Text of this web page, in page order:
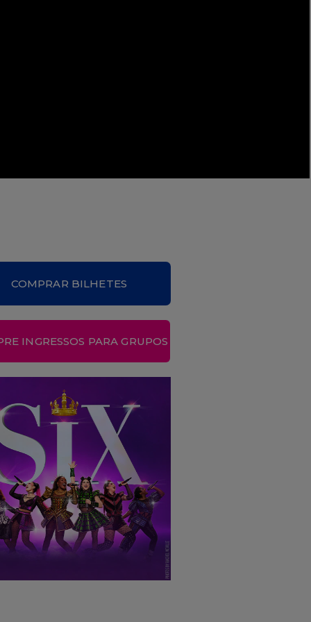
COMPRAR BILHETES
INGRESSOS PARA GRUPOS